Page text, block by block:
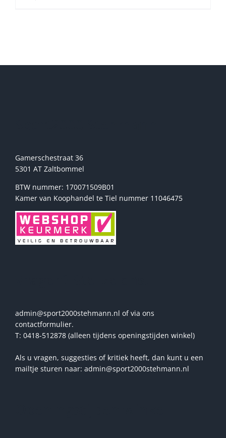
optie
Gamerschestraat 36
5301 AT Zaltbommel
BTW nummer: 170071509B01
Kamer van Koophandel te Tiel nummer 11046475
admin@sport2000stehmann.nl of via ons
contactformulier.
T: 0418-512878 (alleen tijdens openingstijden winkel)
Als u vragen, suggesties of kritiek heeft, dan kunt u een
mailtje sturen naar: admin@sport2000stehmann.nl